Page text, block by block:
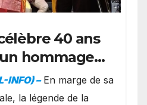
40 ans
hommage
à Oslo en
la famille
INFO) – ​En marge de sa
la légende de la